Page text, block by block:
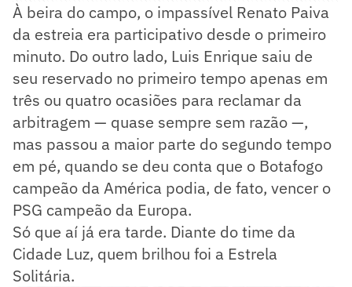
À beira do campo, o impassível Renato Paiva
da estreia era participativo desde o primeiro
minuto. Do outro lado, Luis Enrique saiu de
seu reservado no primeiro tempo apenas em
três ou quatro ocasiões para reclamar da
arbitragem — quase sempre sem razão —,
mas passou a maior parte do segundo tempo
em pé, quando se deu conta que o Botafogo
campeão da América podia, de fato, vencer o
PSG campeão da Europa.
Só que aí já era tarde. Diante do time da
Cidade Luz, quem brilhou foi a Estrela
Solitária.